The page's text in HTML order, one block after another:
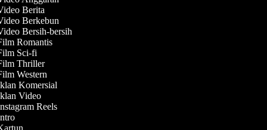
Berita
Berkebun
Bersih-bersih
Romantis
Sci-fi
Thriller
Western
Komersial
Video
Reels